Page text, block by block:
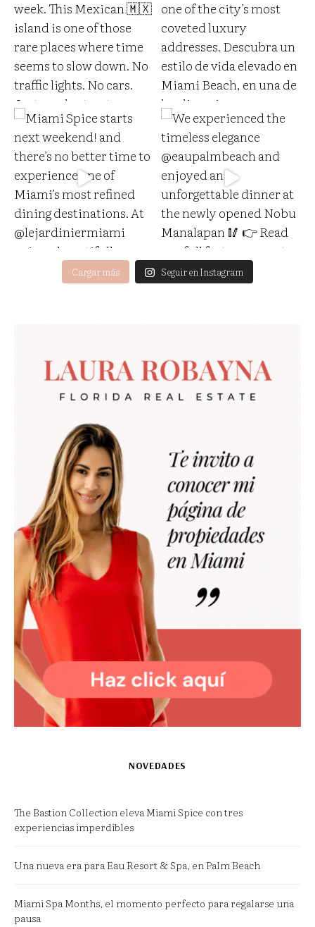
Cargar más Seguir en Instagram
NOVEDADES
The Bastion Collection eleva Miami Spice con tres
experiencias imperdibles
Una nueva era para Eau Resort & Spa, en Palm Beach
Miami Spa Months, el momento perfecto para regalarse una
pausa